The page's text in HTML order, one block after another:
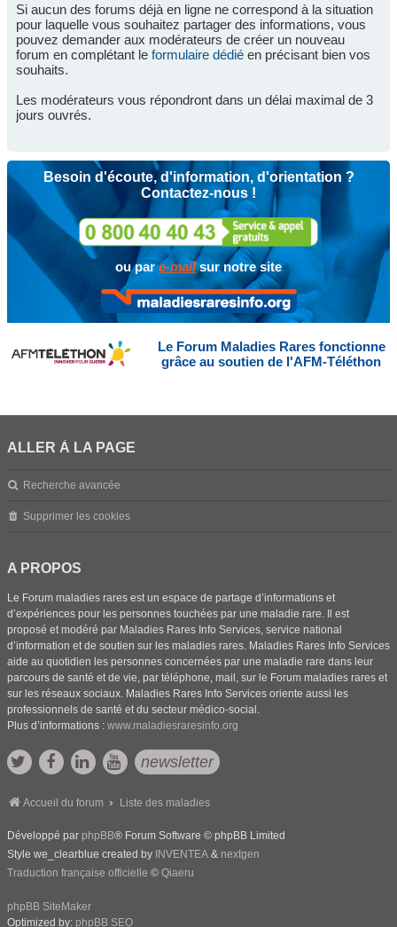
Si aucun des forums déjà en ligne ne correspond à la situation
pour laquelle vous souhaitez partager des informations, vous
pouvez demander aux modérateurs de créer un nouveau
forum en complétant le formulaire dédié en précisant bien vos
souhaits.
Les modérateurs vous répondront dans un délai maximal de 3
jours ouvrés.
Besoin d'écoute, d'information, d'orientation ?
Contactez-nous !
ou pare-mailsur notre site
Le Forum Maladies Rares fonctionne
grâce au soutien de l'AFM-Téléthon
ALLER À LA PAGE
Recherche avancée
Supprimer les cookies
A PROPOS
Le Forum maladies rares est un espace de partage d’informations et
d’expériences pour les personnes touchées par une maladie rare. Il est
proposé et modéré par Maladies Rares Info Services, service national
d’information et de soutien sur les maladies rares. Maladies Rares Info Services
aide au quotidien les personnes concernées par une maladie rare dans leur
parcours de santé et de vie, par téléphone, mail, sur le Forum maladies rares et
sur les réseaux sociaux. Maladies Rares Info Services oriente aussi les
professionnels de santé et du secteur médico-social.
Plus d’informations : www.maladiesraresinfo.org
newsletter
Accueil du forum Liste des maladies
Développé par phpBB® Forum Software © phpBB Limited
Style we_clearblue created by INVENTEA & nextgen
Traduction française officielle © Qiaeru
phpBB SiteMaker
Optimized by: phpBB SEO